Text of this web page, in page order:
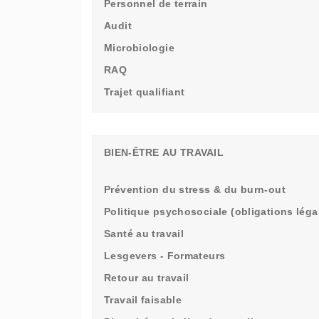
Personnel de terrain
Audit
Microbiologie
RAQ
Trajet qualifiant
BIEN-ÊTRE AU TRAVAIL
Prévention du stress & du burn-out
Politique psychosociale (obligations
Santé au travail
Lesgevers - Formateurs
Retour au travail
Travail faisable